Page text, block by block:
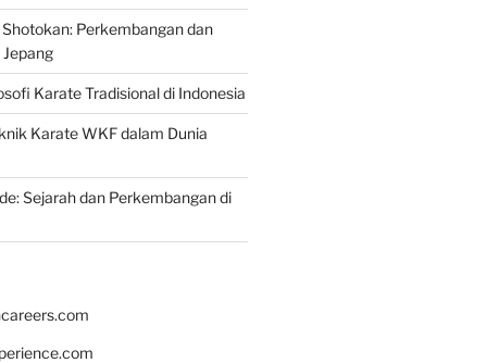
Perkembangan dan
Karate Tradisional di Indonesia
Karate WKF dalam Dunia
Sejarah dan Perkembangan di